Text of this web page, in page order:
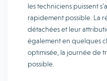
les techniciens puissent
rapidement possible. La
détachées et leur
également en quelques
optimisée, la journée de
possible.